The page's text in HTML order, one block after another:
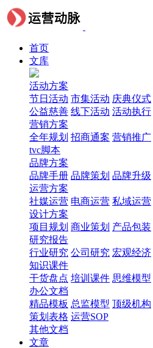
首页
文库
活动方案
节日活动 市集活动 庆典仪式
公益慈善 线下活动 活动执行
营销方案
全年规划 招商通案 营销推广
tvc脚本
品牌方案
品牌手册 品牌策划 品牌升级
运营方案
社媒运营 电商运营 私域运营
设计方案
项目规划 商业策划 产品包装
研究报告
行业研究 公司研究 宏观经济
知识课件
干货盘点 培训课件 思维模型
办公文档
精品模板 总监模型 顶级机构
策划表格 运营SOP
其他文档
文章